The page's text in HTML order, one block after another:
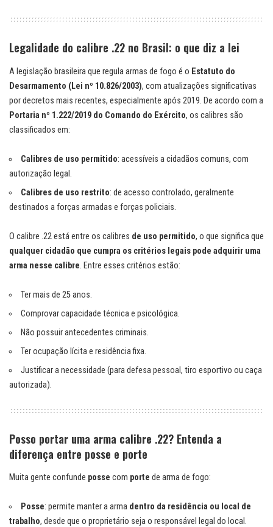
Legalidade do calibre .22 no Brasil: o que diz a lei
A legislação brasileira que regula armas de fogo é o Estatuto do
Desarmamento (Lei nº 10.826/2003), com atualizações significativas
por decretos mais recentes, especialmente após 2019. De acordo com a
Portaria nº 1.222/2019 do Comando do Exército, os calibres são
classificados em:
Calibres de uso permitido: acessíveis a cidadãos comuns, com
autorização legal.
Calibres de uso restrito: de acesso controlado, geralmente
destinados a forças armadas e forças policiais.
O calibre .22 está entre os calibres de uso permitido, o que significa que
qualquer cidadão que cumpra os critérios legais pode adquirir uma
arma nesse calibre. Entre esses critérios estão:
Ter mais de 25 anos.
Comprovar capacidade técnica e psicológica.
Não possuir antecedentes criminais.
Ter ocupação lícita e residência fixa.
Justificar a necessidade (para defesa pessoal, tiro esportivo ou caça
autorizada).
Posso portar uma arma calibre .22? Entenda a
diferença entre posse e porte
Muita gente confunde posse com porte de arma de fogo:
Posse: permite manter a arma dentro da residência ou local de
trabalho, desde que o proprietário seja o responsável legal do local.